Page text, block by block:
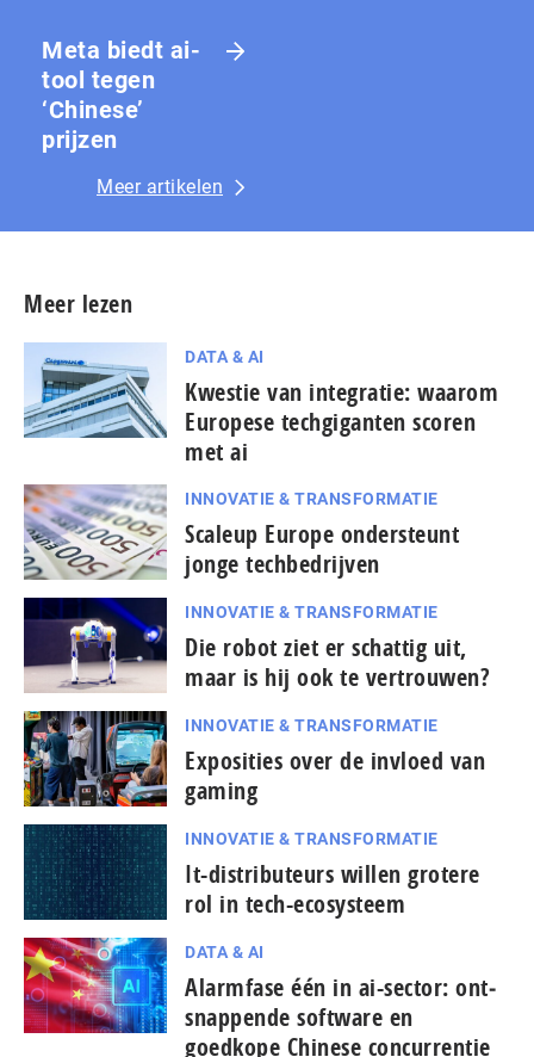
Meta biedt ai-
tool tegen
‘Chinese’
prijzen
Meer artikelen
Meer lezen
DATA & AI
Kwestie van integratie: waarom
Europese techgiganten scoren
met ai
INNOVATIE & TRANSFORMATIE
Scaleup Europe ondersteunt
jonge techbedrijven
INNOVATIE & TRANSFORMATIE
Die robot ziet er schattig uit,
maar is hij ook te vertrouwen?
INNOVATIE & TRANSFORMATIE
Exposities over de invloed van
gaming
INNOVATIE & TRANSFORMATIE
It-dis­tri­bu­teurs willen grotere
rol in tech-ecosysteem
DATA & AI
Alarmfase één in ai-sector: ont­
snap­pen­de software en
goedkope Chinese con­cur­ren­tie